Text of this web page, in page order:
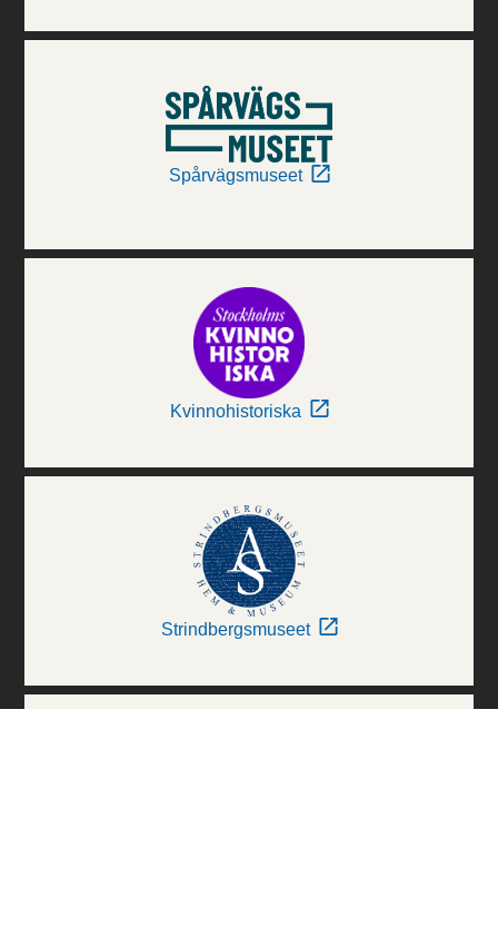
Spårvägsmuseet
Kvinnohistoriska
Strindbergsmuseet